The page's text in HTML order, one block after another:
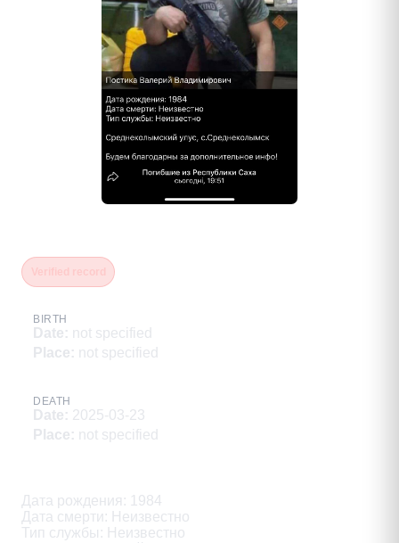
BIRTH
Date: not specified
Place: not specified
DEATH
Date: 2025-03-23
Place: not specified
Дата рождения: 1984
Дата смерти: Неизвестно
Тип службы: Неизвестно